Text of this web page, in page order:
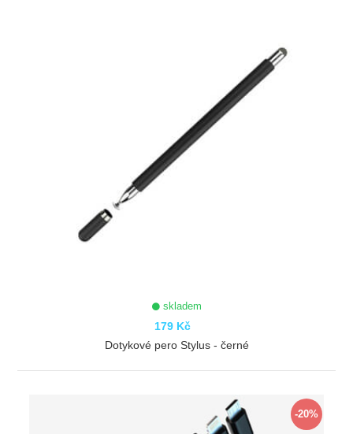
skladem
179 Kč
Dotykové pero Stylus - černé
-20%